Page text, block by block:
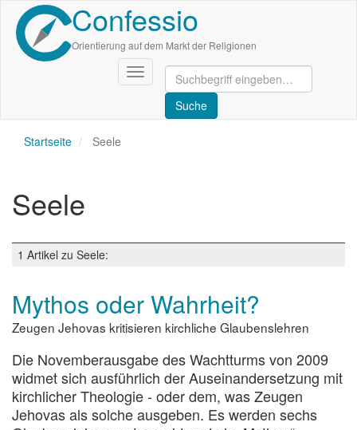
Direkt
zum
Inhalt
Confessio
Orientierung auf dem Markt der Religionen
Navigation
aktivieren/deaktivieren
Startseite Seele
Seele
1 Artikel zu Seele:
Mythos oder Wahrheit?
Zeugen Jehovas kritisieren kirchliche Glaubenslehren
Die Novemberausgabe des Wachtturms von 2009
widmet sich ausführlich der Auseinandersetzung mit
kirchlicher Theologie - oder dem, was Zeugen
Jehovas als solche ausgeben. Es werden sechs